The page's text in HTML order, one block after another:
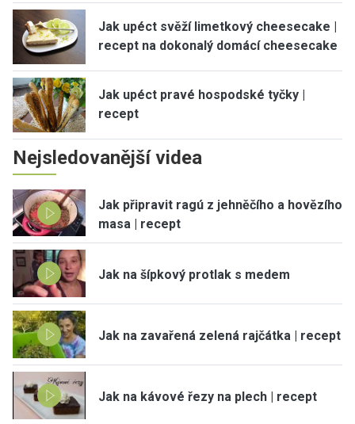
Jak upéct svěží limetkový cheesecake |
recept na dokonalý domácí cheesecake
Jak upéct pravé hospodské tyčky |
recept
Nejsledovanější videa
Jak připravit ragú z jehněčího a hovězího
masa | recept
Jak na šípkový protlak s medem
Jak na zavařená zelená rajčátka | recept
Jak na kávové řezy na plech | recept